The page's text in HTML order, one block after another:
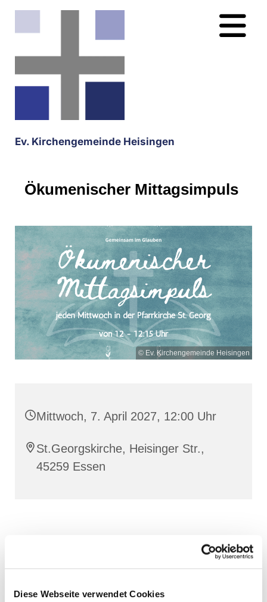
Diese Webseite verwendet Cookies
Ev. Kirchengemeinde Heisingen
Ökumenischer Mittagsimpuls
© Ev. Kirchengemeinde Heisingen
Mittwoch, 7. April 2027, 12:00 Uhr
St.Georgskirche, Heisinger Str.,
45259 Essen